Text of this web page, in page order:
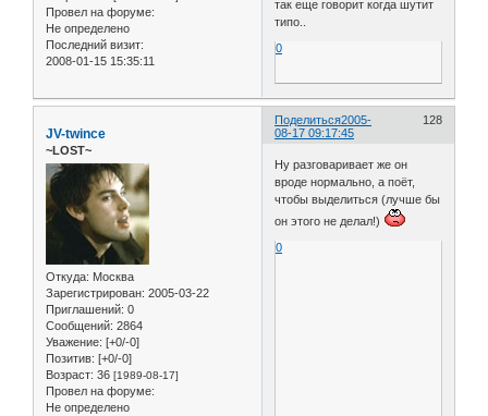
Провел на форуме:
Не определено
Последний визит:
2008-01-15 15:35:11
так еще говорит когда шутит
типо..
0
Поделиться 128
2005-
08-17 09:17:45
JV-twince
~LOST~
Откуда: Москва
Зарегистрирован: 2005-03-22
Приглашений: 0
Сообщений: 2864
Уважение: [+0/-0]
Позитив: [+0/-0]
Возраст: 36 [1989-08-17]
Провел на форуме:
Не определено
Ну разговаривает же он
вроде нормально, а поёт,
чтобы выделиться (лучше бы
он этого не делал!)
0